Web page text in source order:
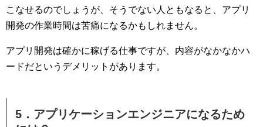
こなせるのでしょうが、そうでない人ともなると、アプリ
開発の作業時間は苦痛になるかもしれません。
アプリ開発は確かに稼げる仕事ですが、内容がなかなかハ
ードだというデメリットがあります。
5．アプリケーションエンジニアになるため